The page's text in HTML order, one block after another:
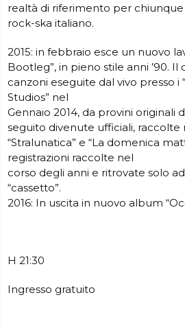
realtà di riferimento per
rock-ska italiano.
2015: in febbraio esce un nuovo
Bootleg”, in pieno stile anni ’90.
canzoni eseguite dal vivo presso i
Studios” nel
Gennaio 2014, da provini originali
seguito divenute ufficiali, raccolte
“Stralunatica” e “La domenica
registrazioni raccolte nel
corso degli anni e ritrovate solo
“cassetto”.
2016: In uscita in nuovo album
H 21:30
Ingresso gratuito